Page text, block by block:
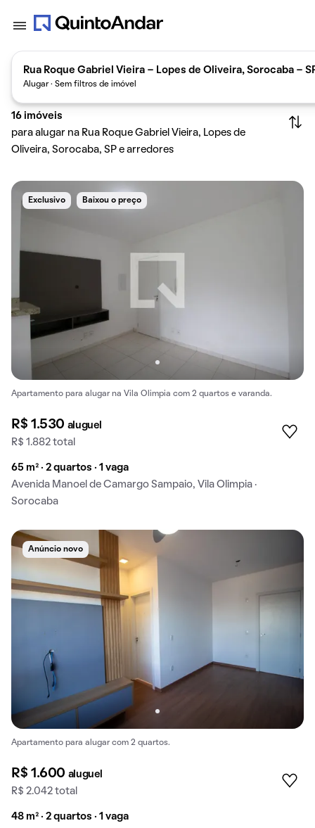
Rua Roque Gabriel Vieira - Lopes de Oliveira, Sorocaba -
Alugar · Sem filtros de imóvel
16 imóveis
para alugar na Rua Roque Gabriel Vieira, Lopes de
Oliveira, Sorocaba, SP e arredores
Exclusivo Baixou o preço
Apartamento para alugar na Vila Olimpia com 2 quartos e varanda.
R$ 1.530 aluguel
R$ 1.882 total
65 m² · 2 quartos · 1 vaga
Avenida Manoel de Camargo Sampaio, Vila Olimpia ·
Sorocaba
Anúncio novo
Apartamento para alugar com 2 quartos.
R$ 1.600 aluguel
R$ 2.042 total
48 m² · 2 quartos · 1 vaga